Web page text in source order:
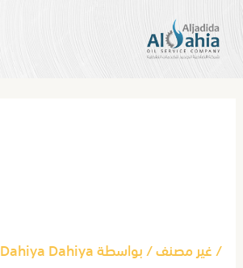
المحتوى
/غير مصنف/ بواسطةDahiya Dahiya